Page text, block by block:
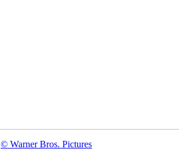
© Warner Bros. Pictures